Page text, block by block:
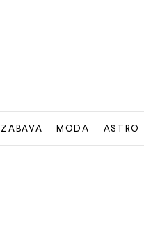
ZABAVA MODA ASTRO